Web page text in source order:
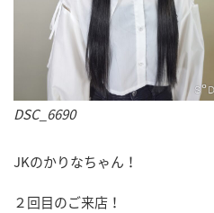
DSC_6690
JKのかりなちゃん！
２回目のご来店！